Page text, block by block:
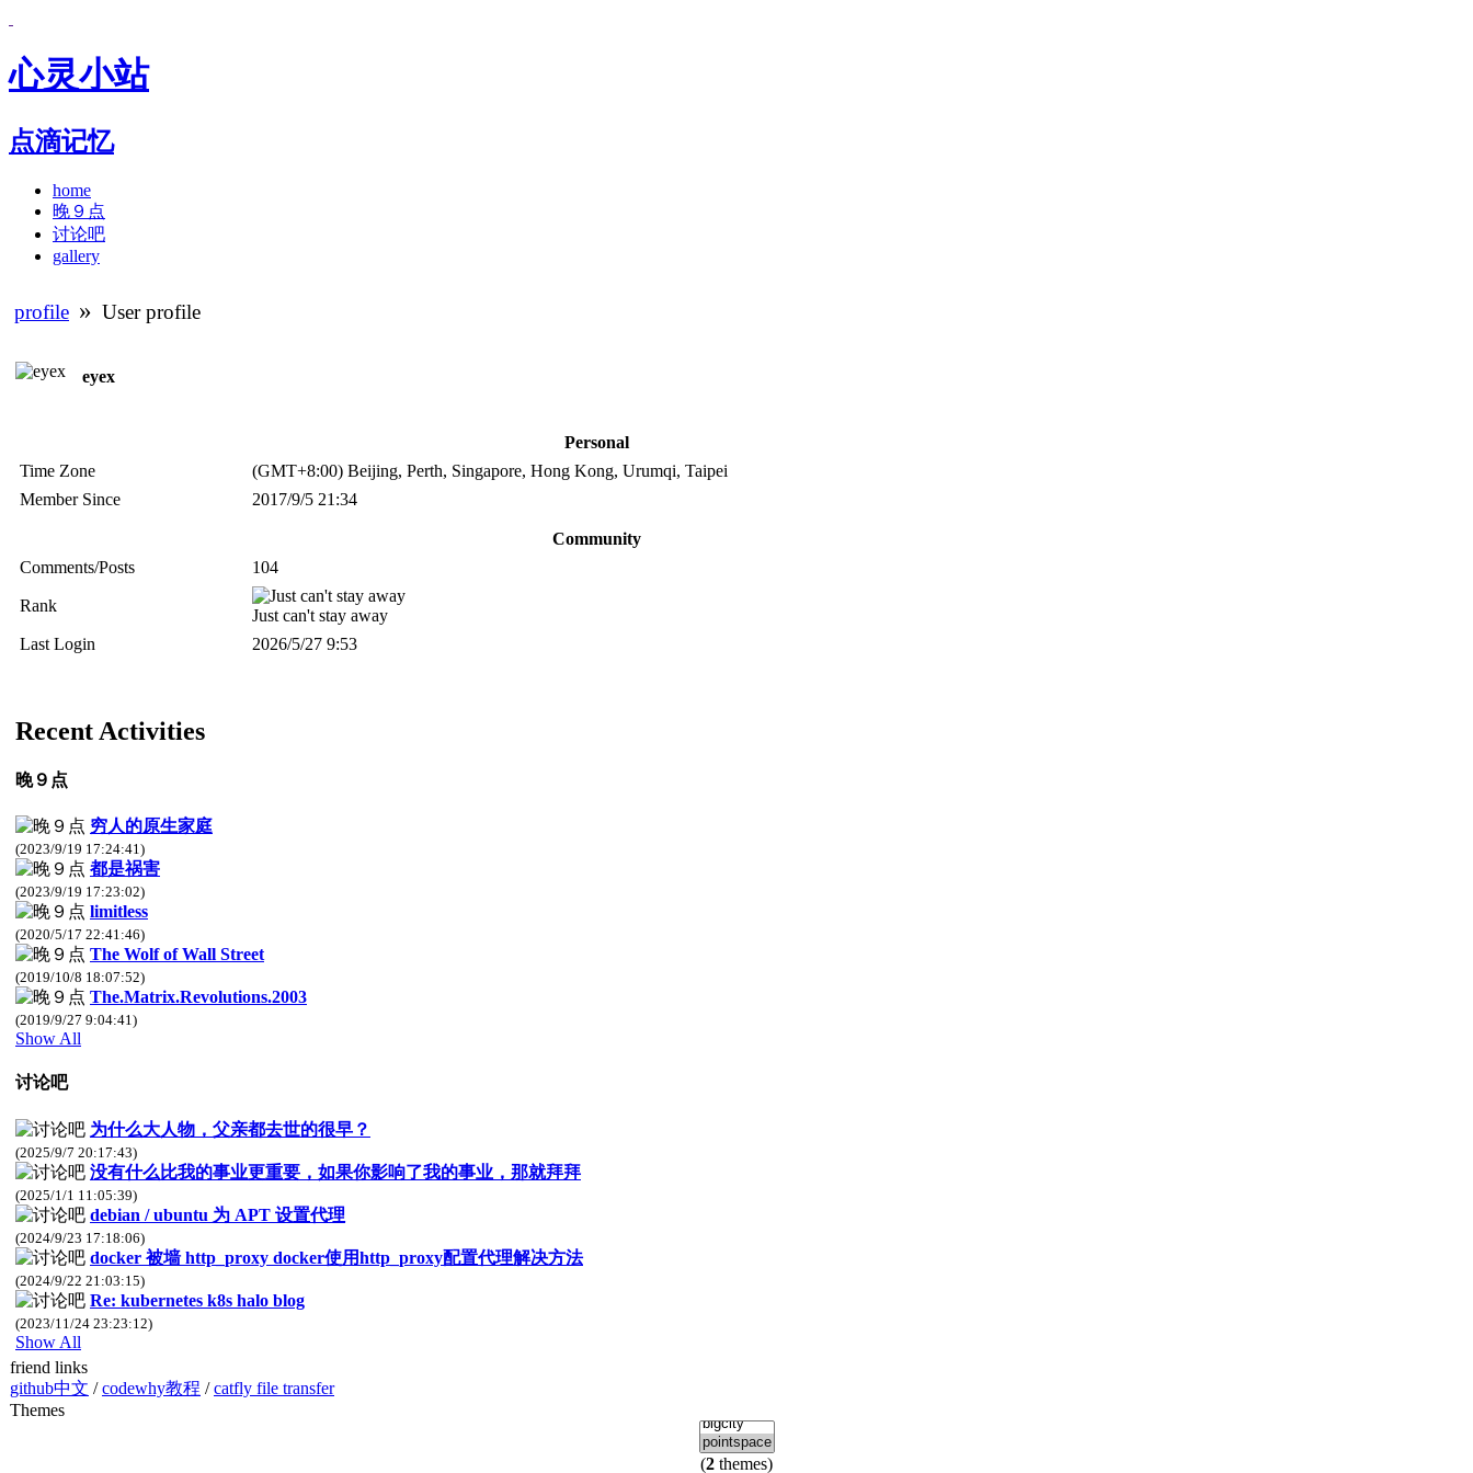
心灵小站
点滴记忆
home
晚９点
讨论吧
gallery
profile » User profile
eyex
Personal
Time Zone
(GMT+8:00) Beijing, Perth, Singapore, Hong Kong, Urumqi, Taipei
Member Since
2017/9/5 21:34
Community
Comments/Posts
104
Rank
Just can't stay away
Last Login
2026/5/27 9:53
Recent Activities
晚９点
穷人的原生家庭
(2023/9/19 17:24:41)
都是祸害
(2023/9/19 17:23:02)
limitless
(2020/5/17 22:41:46)
The Wolf of Wall Street
(2019/10/8 18:07:52)
The.Matrix.Revolutions.2003
(2019/9/27 9:04:41)
Show All
讨论吧
为什么大人物，父亲都去世的很早？
(2025/9/7 20:17:43)
没有什么比我的事业更重要，如果你影响了我的事业，那就拜拜
(2025/1/1 11:05:39)
debian / ubuntu 为 APT 设置代理
(2024/9/23 17:18:06)
docker 被墙 http_proxy docker使用http_proxy配置代理解决方法
(2024/9/22 21:03:15)
Re: kubernetes k8s halo blog
(2023/11/24 23:23:12)
Show All
friend links
github中文 /codewhy教程 /catfly file transfer
Themes
(2 themes)